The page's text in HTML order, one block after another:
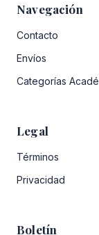
Navegación
Contacto
Envíos
Categorías
Legal
Términos
Privacidad
Boletín